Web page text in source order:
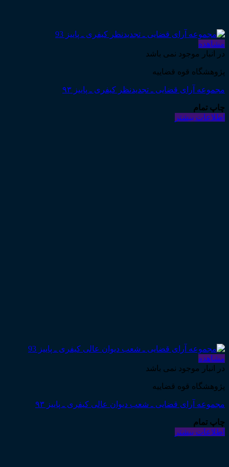
مشاهده
در انبار موجود نمی باشد
پژوهشگاه قوه قضاییه
مجموعه آرای قضایی ـ تجدیدنظر کیفری ـ پاییز ۹۳
چاپ تمام
اطلاعات بیشتر
مشاهده
در انبار موجود نمی باشد
پژوهشگاه قوه قضاییه
مجموعه آرای قضایی ـ شعب دیوان عالی کیفری ـ پاییز ۹۳
چاپ تمام
اطلاعات بیشتر